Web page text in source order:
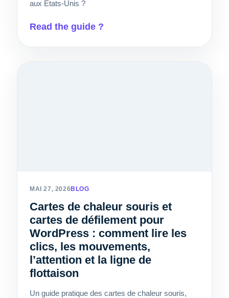
aux États-Unis ?
Read the guide ?
MAI 27, 2026BLOG
Cartes de chaleur souris et
cartes de défilement pour
WordPress : comment lire les
clics, les mouvements,
l’attention et la ligne de
flottaison
Un guide pratique des cartes de chaleur souris,